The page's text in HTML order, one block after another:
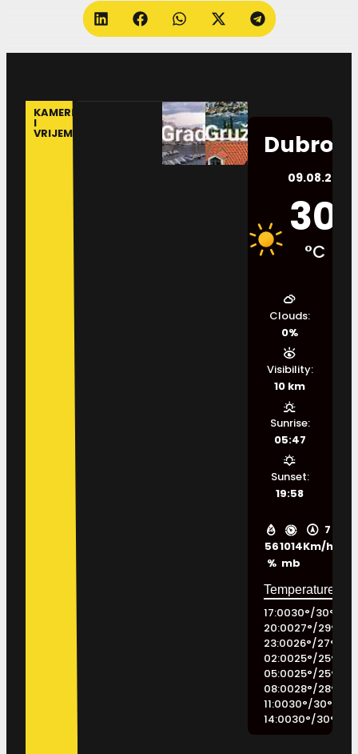
KAMERE
I
VRIJEME
09.08.2026.
30
°C
56
%
1014
mb
7
Km/h
Clouds:
0%
Visibility:
10 km
Sunrise:
05:47
Sunset:
19:58
17:0030°/30°
20:0027°/29°
23:0026°/27°
02:0025°/25°
05:0025°/25°
08:0028°/28°
11:0030°/30°
14:0030°/30°